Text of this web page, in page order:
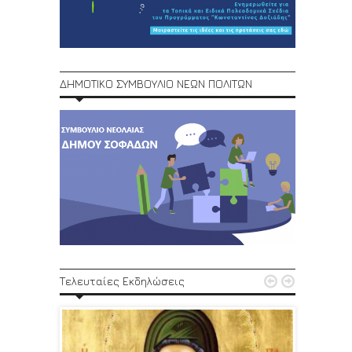
ΔΗΜΟΤΙΚΟ ΣΥΜΒΟΥΛΙΟ ΝΕΩΝ ΠΟΛΙΤΩΝ
Τελευταίες Εκδηλώσεις  